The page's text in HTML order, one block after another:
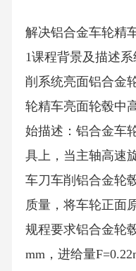
解决铝合金车轮精
1课程背景及描述
削系统亮面铝合金
轮精车亮面轮毂中
始描述：铝合金车
具上，当主轴高速
车刀车削铝合金轮
质量，将车轮正面
规程要求铝合金轮
mm，进给量